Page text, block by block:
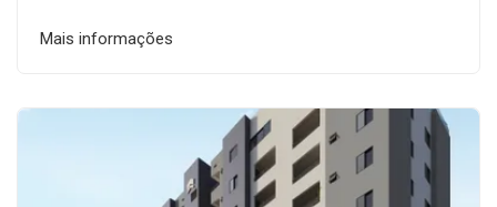
Mais informações